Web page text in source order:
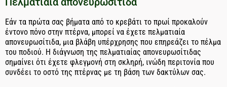
Εάν τα πρώτα σας βήματα από το κρεβάτι το πρωί προκαλούν
έντονο πόνο στην πτέρνα, μπορεί να έχετε πελματιαία
απονευρωσίτιδα, μια βλάβη υπέρχρησης που επηρεάζει το πέλμα
του ποδιού. Η διάγνωση της πελματιαίας απονευρωσίτιδας
σημαίνει ότι έχετε φλεγμονή στη σκληρή, ινώδη περιτονία που
συνδέει το οστό της πτέρνας με τη βάση των δακτύλων σας.